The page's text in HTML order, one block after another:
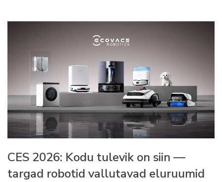
CES 2026: Kodu tulevik on siin —
targad robotid vallutavad eluruumid